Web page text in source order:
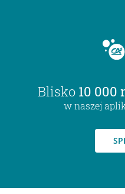
Blisko 10 000
w naszej